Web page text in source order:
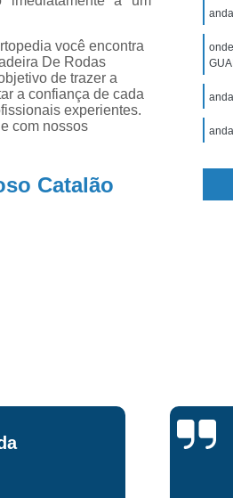
Muleta de Alumínio Regulável
Muleta Ortopédica Muleta
para Joelho
órtese de Joelho
de Joelho
órtese
Joelho Articulada
órtese
você encontra
De Rodas
de trazer a
a confiança de cada
experientes.
com nossos
Catalão
Scarpini